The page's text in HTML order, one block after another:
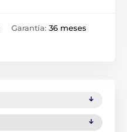
Garantía: 36 meses